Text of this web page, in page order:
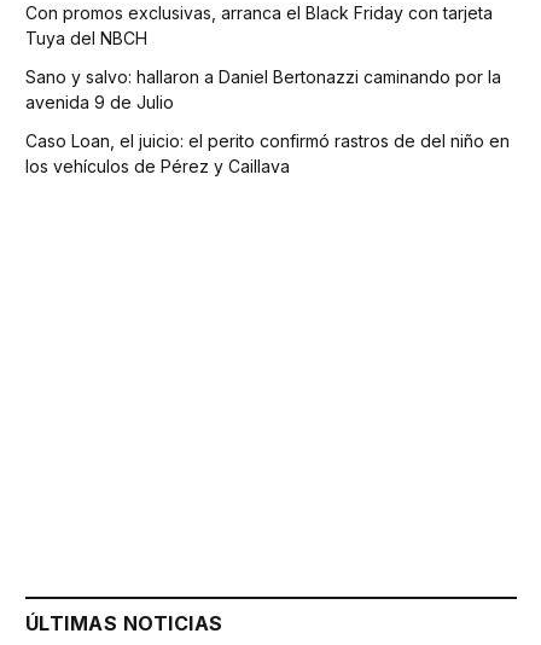
Con promos exclusivas, arranca el Black Friday con tarjeta
Tuya del NBCH
Sano y salvo: hallaron a Daniel Bertonazzi caminando por la
avenida 9 de Julio
Caso Loan, el juicio: el perito confirmó rastros de del niño en
los vehículos de Pérez y Caillava
ÚLTIMAS NOTICIAS